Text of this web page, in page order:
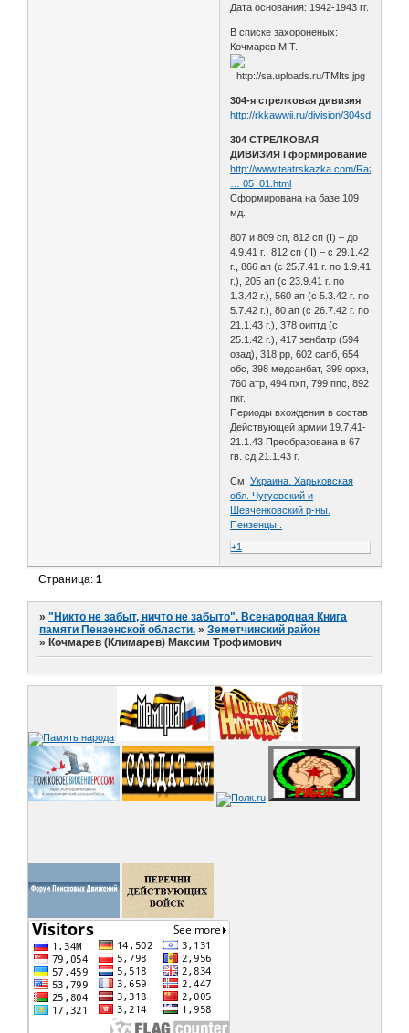
Дата основания: 1942-1943 гг.
В списке захороненых:
Кочмарев М.Т.
304-я стрелковая дивизия
http://rkkawwii.ru/division/304sdf1
304 СТРЕЛКОВАЯ
ДИВИЗИЯ I формирование
http://www.teatrskazka.com/Raznoe/
… 05_01.html
Сформирована на базе 109
мд.
807 и 809 сп, 812 сп (I) – до
4.9.41 г., 812 сп (II) – с 29.1.42
г., 866 ап (с 25.7.41 г. по 1.9.41
г.), 205 ап (с 23.9.41 г. по
1.3.42 г.), 560 ап (с 5.3.42 г. по
5.7.42 г.), 80 ап (с 26.7.42 г. по
21.1.43 г.), 378 оиптд (с
25.1.42 г.), 417 зенбатр (594
озад), 318 рр, 602 сапб, 654
обс, 398 медсанбат, 399 орхз,
760 атр, 494 пхп, 799 ппс, 892
пкг.
Периоды вхождения в состав
Действующей армии 19.7.41-
21.1.43 Преобразована в 67
гв. сд 21.1.43 г.
См.Украина. Харьковская
обл. Чугуевский и
Шевченковский р-ны.
Пензенцы..
+1
Страница:1
»"Никто не забыт, ничто не забыто". Всенародная Книга
памяти Пензенской области. »Земетчинский район
» Кочмарев (Климарев) Максим Трофимович